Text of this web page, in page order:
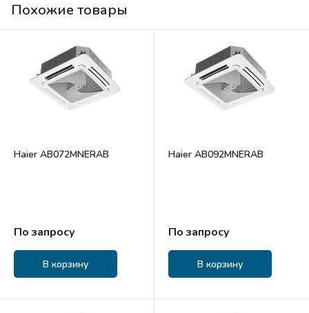
Похожие товары
Haier AB072MNERAB
По запросу
В корзину
Haier AB092MNERAB
По запросу
В корзину